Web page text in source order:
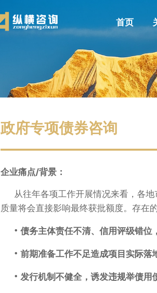
首页
政府专项债券咨询
企业痛点/背景：
从往年各项工作开展情况来看，各
质量将会直接影响最终获批额度。存在
· 债务主体责任不清、信用评级错位
· 前期准备工作不足造成项目实际落
· 发行机制不健全，诱发违规举债用